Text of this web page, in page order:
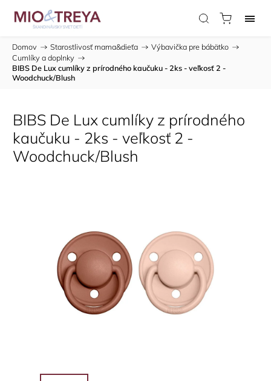
Domov / Starostlivosť mama&dieťa / Výbavička pre bábätko /
Cumlíky a doplnky /
BIBS De Lux cumlíky z prírodného kaučuku - 2ks - veľkosť 2 -
Woodchuck/Blush
BIBS De Lux cumlíky z prírodného
kaučuku - 2ks - veľkosť 2 -
Woodchuck/Blush